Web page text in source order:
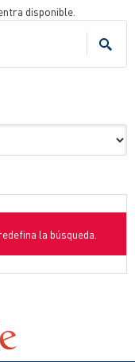
disponible.
la búsqueda.